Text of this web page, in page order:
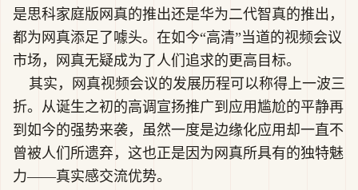
是思科家庭版网真的推出还是华为二代智真的推出，
都为网真添足了噱头。在如今“高清”当道的视频会议
市场，网真无疑成为了人们追求的更高目标。
其实，网真视频会议的发展历程可以称得上一波三
折。从诞生之初的高调宣扬推广到应用尴尬的平静再
到如今的强势来袭，虽然一度是边缘化应用却一直不
曾被人们所遗弃，这也正是因为网真所具有的独特魅
力——真实感交流优势。